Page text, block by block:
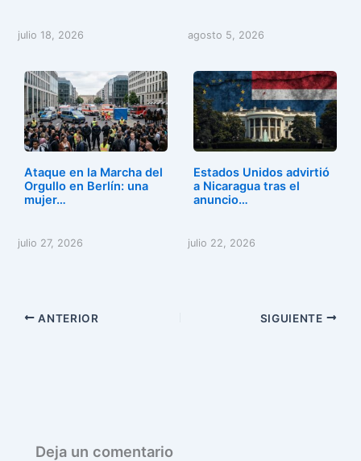
julio 18, 2026 agosto 5, 2026
Ataque en la Marcha del
Orgullo en Berlín: una
mujer…
julio 27, 2026
Estados Unidos advirtió
a Nicaragua tras el
anuncio…
julio 22, 2026
ANTERIOR SIGUIENTE
Deja un comentario